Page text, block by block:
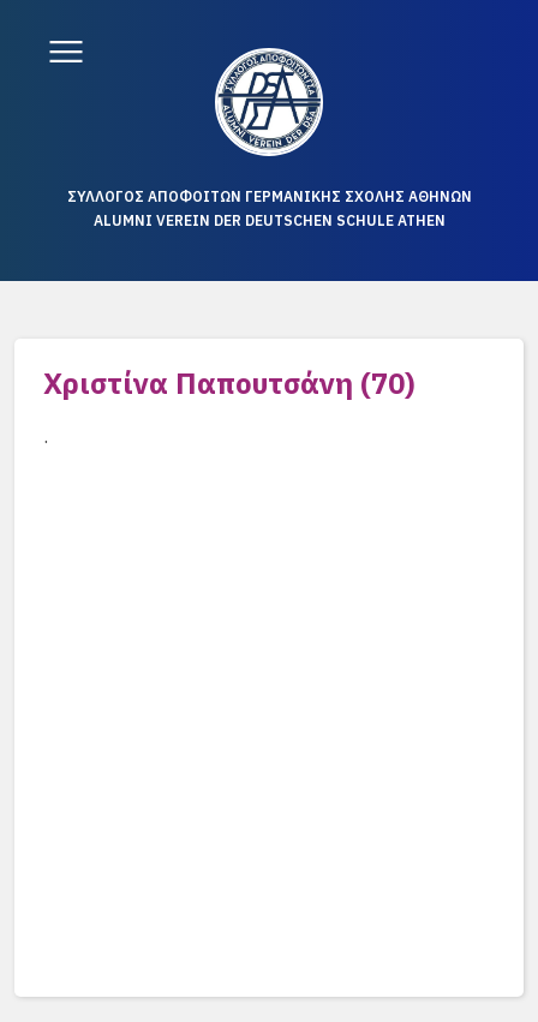
ΣΥΛΛΟΓΟΣ ΑΠΟΦΟΙΤΩΝ ΓΕΡΜΑΝΙΚΗΣ ΣΧΟΛΗΣ ΑΘΗΝΩΝ
ALUMNI VEREIN DER DEUTSCHEN SCHULE ATHEN
Χριστίνα Παπουτσάνη (70)
.